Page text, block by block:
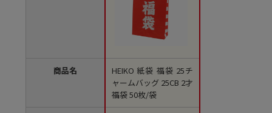
商品名
HEIKO 紙袋 福袋 25チ
ャームバッグ 25CB 2才
福袋 50枚/袋